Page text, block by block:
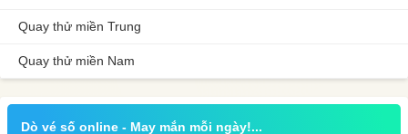
Quay thử miền Trung
Quay thử miền Nam
Dò vé số online - May mắn mỗi ngày!...